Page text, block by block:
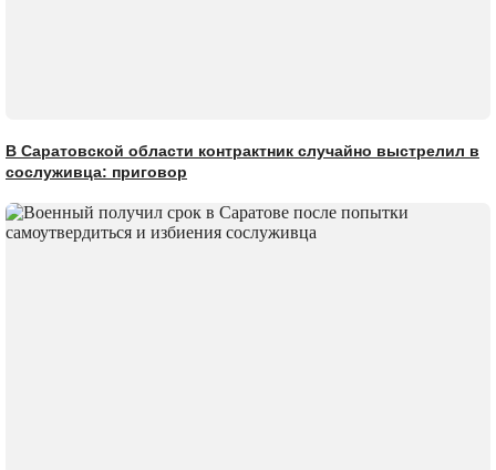
В Саратовской области контрактник случайно выстрелил в
сослуживца: приговор